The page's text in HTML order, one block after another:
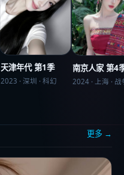
天津年代 第1季
2023 · 深圳 · 科幻
南京人家 第4
2024 · 上海 · 战
更多 →